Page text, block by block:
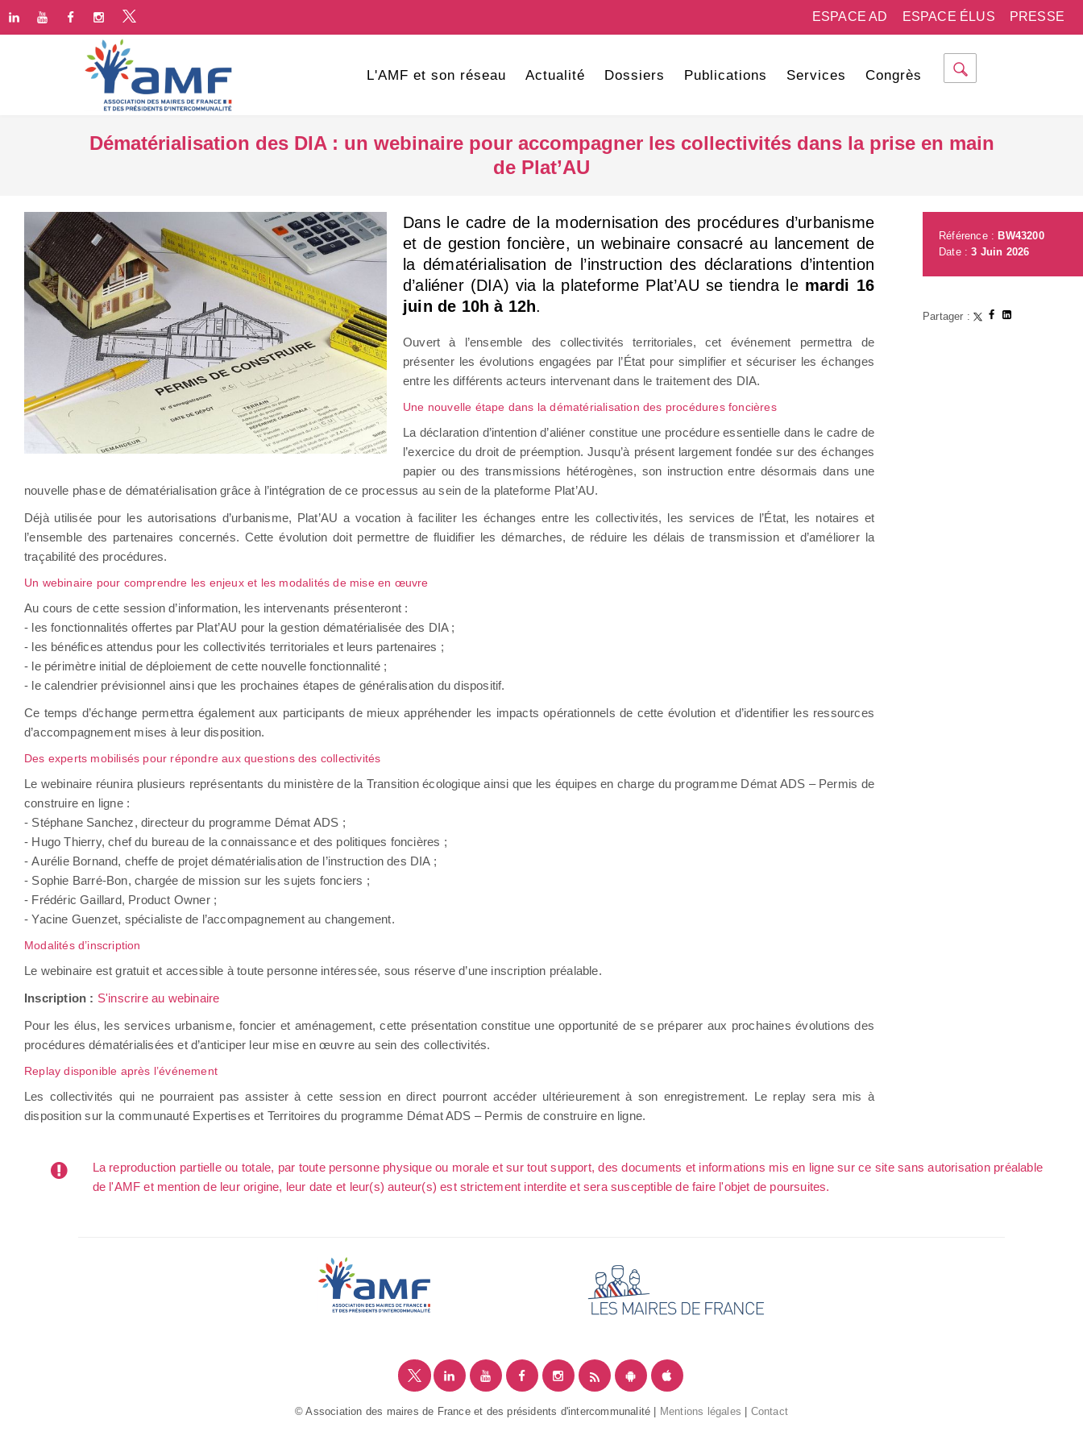
PRESSE
ESPACE ÉLUS
ESPACE AD
L'AMF et son réseau Actualité Dossiers Publications Services Congrès
Dématérialisation des DIA : un webinaire pour accompagner les collectivités dans la prise en main
de Plat’AU
Dans le cadre de la modernisation des procédures d’urbanisme
et de gestion foncière, un webinaire consacré au lancement de
la dématérialisation de l’instruction des déclarations d’intention
d’aliéner (DIA) via la plateforme Plat’AU se tiendra le mardi 16
juin de 10h à 12h.
Ouvert à l’ensemble des collectivités territoriales, cet événement permettra de
présenter les évolutions engagées par l’État pour simplifier et sécuriser les échanges
entre les différents acteurs intervenant dans le traitement des DIA.
Une nouvelle étape dans la dématérialisation des procédures foncières
La déclaration d’intention d’aliéner constitue une procédure essentielle dans le cadre de
l’exercice du droit de préemption. Jusqu’à présent largement fondée sur des échanges
papier ou des transmissions hétérogènes, son instruction entre désormais dans une
nouvelle phase de dématérialisation grâce à l’intégration de ce processus au sein de la plateforme Plat’AU.
Déjà utilisée pour les autorisations d’urbanisme, Plat’AU a vocation à faciliter les échanges entre les collectivités, les services de l’État, les notaires et
l’ensemble des partenaires concernés. Cette évolution doit permettre de fluidifier les démarches, de réduire les délais de transmission et d’améliorer la
traçabilité des procédures.
Un webinaire pour comprendre les enjeux et les modalités de mise en œuvre
Au cours de cette session d’information, les intervenants présenteront :
- les fonctionnalités offertes par Plat’AU pour la gestion dématérialisée des DIA ;
- les bénéfices attendus pour les collectivités territoriales et leurs partenaires ;
- le périmètre initial de déploiement de cette nouvelle fonctionnalité ;
- le calendrier prévisionnel ainsi que les prochaines étapes de généralisation du dispositif.
Ce temps d’échange permettra également aux participants de mieux appréhender les impacts opérationnels de cette évolution et d’identifier les ressources
d’accompagnement mises à leur disposition.
Des experts mobilisés pour répondre aux questions des collectivités
Le webinaire réunira plusieurs représentants du ministère de la Transition écologique ainsi que les équipes en charge du programme Démat ADS – Permis de
construire en ligne :
- Stéphane Sanchez, directeur du programme Démat ADS ;
- Hugo Thierry, chef du bureau de la connaissance et des politiques foncières ;
- Aurélie Bornand, cheffe de projet dématérialisation de l’instruction des DIA ;
- Sophie Barré-Bon, chargée de mission sur les sujets fonciers ;
- Frédéric Gaillard, Product Owner ;
- Yacine Guenzet, spécialiste de l’accompagnement au changement.
Modalités d’inscription
Le webinaire est gratuit et accessible à toute personne intéressée, sous réserve d’une inscription préalable.
Inscription : S'inscrire au webinaire
Pour les élus, les services urbanisme, foncier et aménagement, cette présentation constitue une opportunité de se préparer aux prochaines évolutions des
procédures dématérialisées et d’anticiper leur mise en œuvre au sein des collectivités.
Replay disponible après l’événement
Les collectivités qui ne pourraient pas assister à cette session en direct pourront accéder ultérieurement à son enregistrement. Le replay sera mis à
disposition sur la communauté Expertises et Territoires du programme Démat ADS – Permis de construire en ligne.
Référence : BW43200
Date :3 Juin 2026
Partager :
La reproduction partielle ou totale, par toute personne physique ou morale et sur tout support, des documents et informations mis en ligne sur ce site sans autorisation préalable
de l'AMF et mention de leur origine, leur date et leur(s) auteur(s) est strictement interdite et sera susceptible de faire l'objet de poursuites.
© Association des maires de France et des présidents d'intercommunalité | Mentions légales | Contact